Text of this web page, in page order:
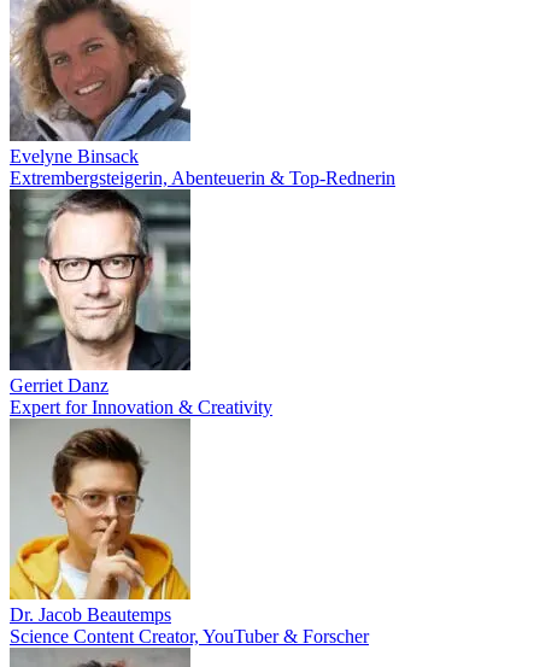
Evelyne Binsack
Extrembergsteigerin, Abenteuerin & Top-Rednerin
Gerriet Danz
Expert for Innovation & Creativity
Dr. Jacob Beautemps
Science Content Creator, YouTuber & Forscher